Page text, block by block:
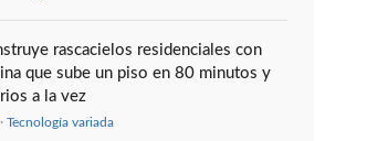
rascacielos residenciales con
que sube un piso en 80 minutos y
a la vez
Tecnología variada